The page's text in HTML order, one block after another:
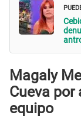
Magaly
Cueva por
equipo